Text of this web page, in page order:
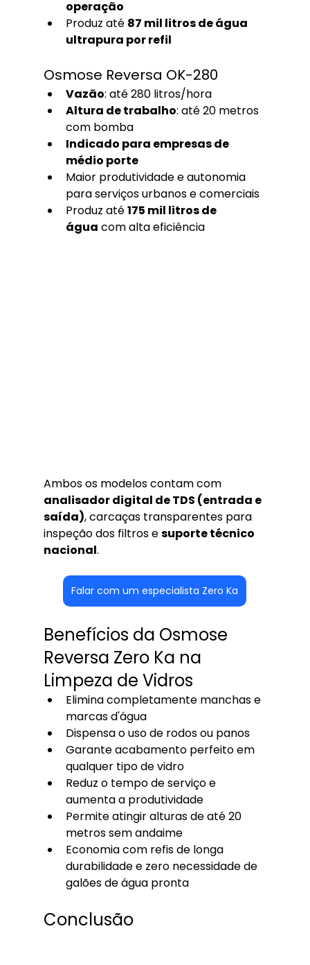
operação
Produz até 87 mil litros de água
ultrapura por refil
Osmose Reversa OK-280
Vazão: até 280 litros/hora
Altura de trabalho: até 20 metros
com bomba
Indicado para empresas de
médio porte
Maior produtividade e autonomia
para serviços urbanos e comerciais
Produz até 175 mil litros de
água com alta eficiência
Ambos os modelos contam com
analisador digital de TDS (entrada e
saída), carcaças transparentes para
inspeção dos filtros e suporte técnico
nacional.
Falar com um especialista Zero Ka
Benefícios da Osmose
Reversa Zero Ka na
Limpeza de Vidros
Elimina completamente manchas e
marcas d'água
Dispensa o uso de rodos ou panos
Garante acabamento perfeito em
qualquer tipo de vidro
Reduz o tempo de serviço e
aumenta a produtividade
Permite atingir alturas de até 20
metros sem andaime
Economia com refis de longa
durabilidade e zero necessidade de
galões de água pronta
Conclusão